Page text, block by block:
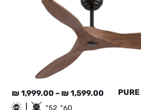
1,599.00
₪
–
1,999.00
₪
60"
52"